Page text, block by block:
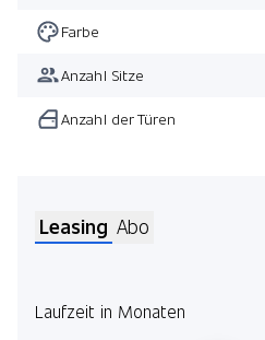
Farbe
Anzahl Sitze
Anzahl der Türen
Leasing Abo
Laufzeit in Monaten